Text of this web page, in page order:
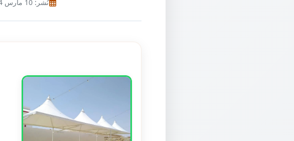
نُشر: 10 مارس 2024